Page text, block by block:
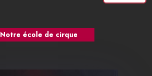
Notre école de cirque